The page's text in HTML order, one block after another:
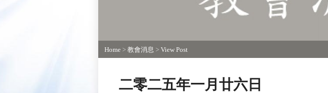
Home > 教會消息 > View Post
二零二五年一月廿六日